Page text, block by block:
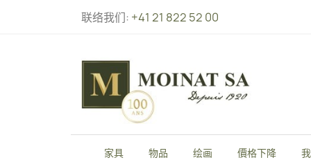
联络我们: +41 21 822 52 00
家具 物品 绘画 價格下降